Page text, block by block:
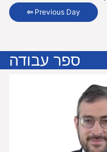
⇦ Previous Day
ספר עבודה